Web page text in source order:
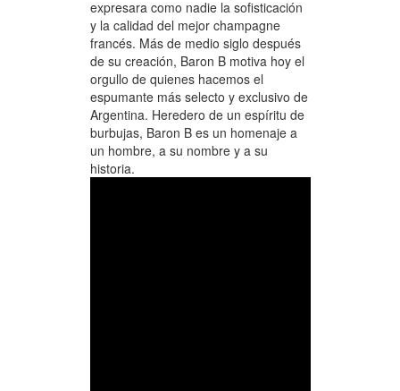
expresara como nadie la sofisticación
y la calidad del mejor champagne
francés. Más de medio siglo después
de su creación, Baron B motiva hoy el
orgullo de quienes hacemos el
espumante más selecto y exclusivo de
Argentina. Heredero de un espíritu de
burbujas, Baron B es un homenaje a
un hombre, a su nombre y a su
historia.